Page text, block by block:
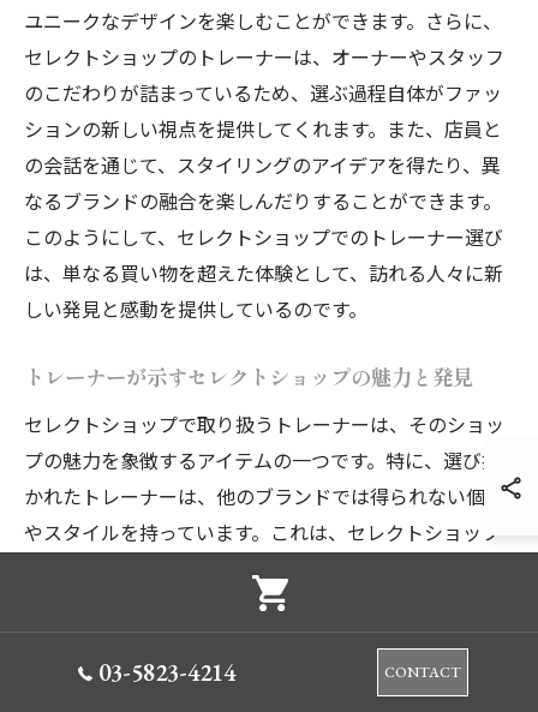
ユニークなデザインを楽しむことができます。さらに、
セレクトショップのトレーナーは、オーナーやスタッフ
のこだわりが詰まっているため、選ぶ過程自体がファッ
ションの新しい視点を提供してくれます。また、店員と
の会話を通じて、スタイリングのアイデアを得たり、異
なるブランドの融合を楽しんだりすることができます。
このようにして、セレクトショップでのトレーナー選び
は、単なる買い物を超えた体験として、訪れる人々に新
しい発見と感動を提供しているのです。
トレーナーが示すセレクトショップの魅力と発見
セレクトショップで取り扱うトレーナーは、そのショッ
プの魅力を象徴するアイテムの一つです。特に、選び抜
かれたトレーナーは、他のブランドでは得られない個性
やスタイルを持っています。これは、セレクトショップ
を提供することが多いためです。こうしたトレーナー
は、訪れる人々に独自のファッション体験をもたらし、
各ショップの特徴や価値観を直接肌で感じることができ
03-5823-4214 CONTACT